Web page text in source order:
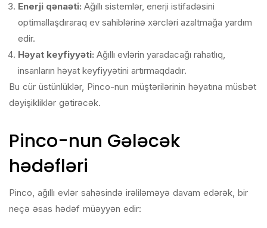
Enerji qənaəti: Ağıllı sistemlər, enerji istifadəsini
optimallaşdıraraq ev sahiblərinə xərcləri azaltmağa yardım
edir.
Həyat keyfiyyəti: Ağıllı evlərin yaradacağı rahatlıq,
insanların həyat keyfiyyətini artırmaqdadır.
Bu cür üstünlüklər, Pinco-nun müştərilərinin həyatına müsbət
dəyişikliklər gətirəcək.
Pinco-nun Gələcək
hədəfləri
Pinco, ağıllı evlər sahəsində irəliləməyə davam edərək, bir
neçə əsas hədəf müəyyən edir: